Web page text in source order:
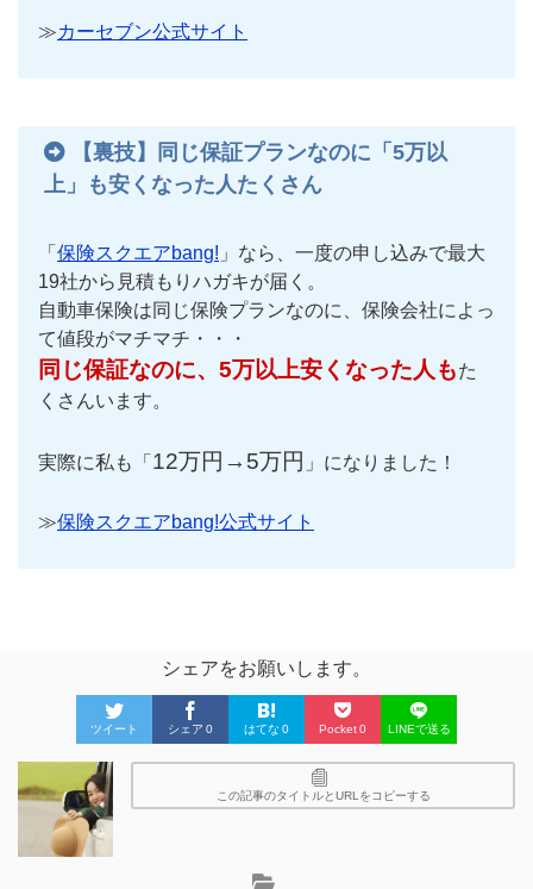
≫カーセブン公式サイト
【裏技】同じ保証プランなのに「5万以
上」も安くなった人たくさん
「 保険スクエアbang! 」なら、一度の申し込みで最大
19社から見積もりハガキが届く。
自動車保険は同じ保険プランなのに、保険会社によっ
て値段がマチマチ・・・
同じ保証なのに、5万以上安くなった人もた
くさんいます。
実際に私も「 12万円→5万円 」になりました！
≫保険スクエアbang!公式サイト
シェアをお願いします。
ツイート シェア 0 はてな 0 Pocket0 LINEで送る
この記事のタイトルとURLをコピーする